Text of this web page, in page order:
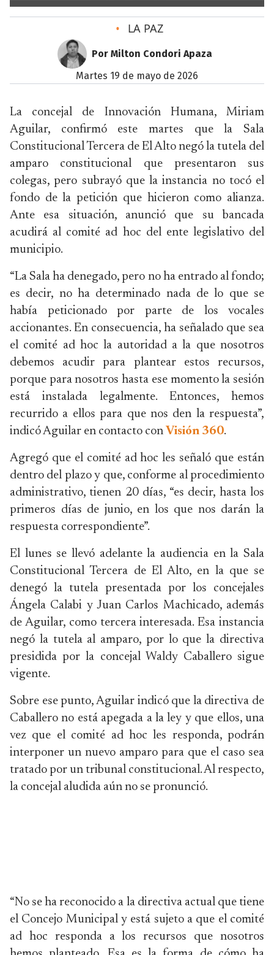
• LA PAZ
Por Milton Condori Apaza
martes 19 de mayo de 2026
La concejal de Innovación Humana, Miriam
Aguilar, confirmó este martes que la Sala
Constitucional Tercera de El Alto negó la tutela del
amparo constitucional que presentaron sus
colegas, pero subrayó que la instancia no tocó el
fondo de la petición que hicieron como alianza.
Ante esa situación, anunció que su bancada
acudirá al comité ad hoc del ente legislativo del
municipio.
“La Sala ha denegado, pero no ha entrado al fondo;
es decir, no ha determinado nada de lo que se
había peticionado por parte de los vocales
accionantes. En consecuencia, ha señalado que sea
el comité ad hoc la autoridad a la que nosotros
debemos acudir para plantear estos recursos,
porque para nosotros hasta ese momento la sesión
está instalada legalmente. Entonces, hemos
recurrido a ellos para que nos den la respuesta”,
indicó Aguilar en contacto con Visión 360.
Agregó que el comité ad hoc les señaló que están
dentro del plazo y que, conforme al procedimiento
administrativo, tienen 20 días, “es decir, hasta los
primeros días de junio, en los que nos darán la
respuesta correspondiente”.
El lunes se llevó adelante la audiencia en la Sala
Constitucional Tercera de El Alto, en la que se
denegó la tutela presentada por los concejales
Ángela Calabi y Juan Carlos Machicado, además
de Aguilar, como tercera interesada. Esa instancia
negó la tutela al amparo, por lo que la directiva
presidida por la concejal Waldy Caballero sigue
vigente.
Sobre ese punto, Aguilar indicó que la directiva de
Caballero no está apegada a la ley y que ellos, una
vez que el comité ad hoc les responda, podrán
interponer un nuevo amparo para que el caso sea
tratado por un tribunal constitucional. Al respecto,
la concejal aludida aún no se pronunció.
“No se ha reconocido a la directiva actual que tiene
el Concejo Municipal y está sujeto a que el comité
ad hoc responda a los recursos que nosotros